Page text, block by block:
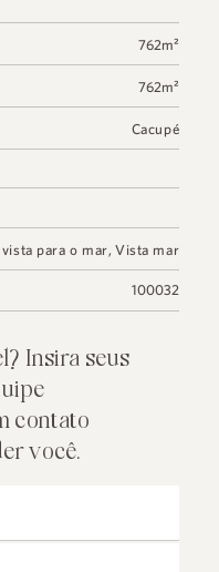
762m²
762m²
Cacupé
para o mar, Vista mar
100032
Insira seus
contato
você.